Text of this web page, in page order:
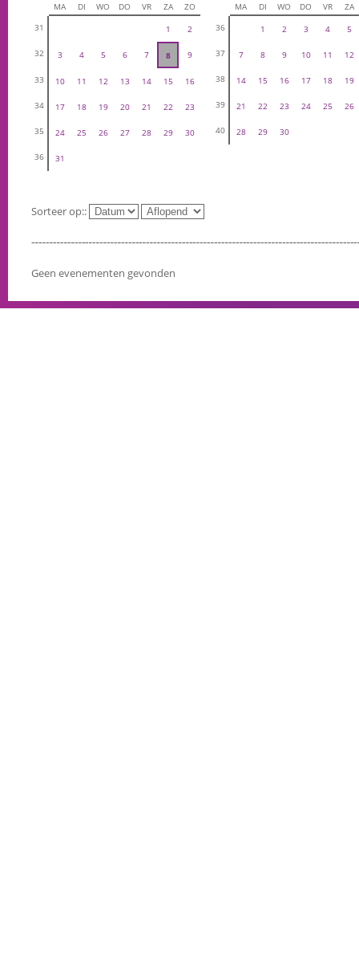
MA DI WO DO VR ZA
ZO
31
1 2
32 3 4 5 6 7 8 9
33 10 11 12 13 14 15 16
34 17 18 19 20 21 22 23
35 24 25 26 27 28 29 30
36 31
MA DI WO DO VR
ZA
36
1 2 3 4 5
37 7 8 9 10 11 12
38 14 15 16 17 18 19
39 21 22 23 24 25 26
40 28 29 30
Sorteer op::
Geen evenementen gevonden